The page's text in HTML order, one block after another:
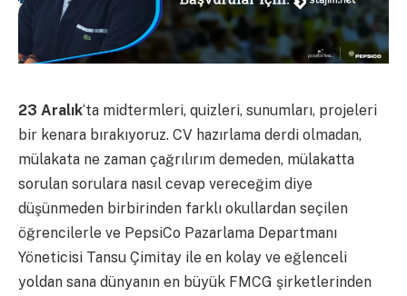
23 Aralık‘ta midtermleri, quizleri, sunumları, projeleri
bir kenara bırakıyoruz. CV hazırlama derdi olmadan,
mülakata ne zaman çağrılırım demeden, mülakatta
sorulan sorulara nasıl cevap vereceğim diye
düşünmeden birbirinden farklı okullardan seçilen
öğrencilerle ve PepsiCo Pazarlama Departmanı
Yöneticisi Tansu Çimitay ile en kolay ve eğlenceli
yoldan sana dünyanın en büyük FMCG şirketlerinden